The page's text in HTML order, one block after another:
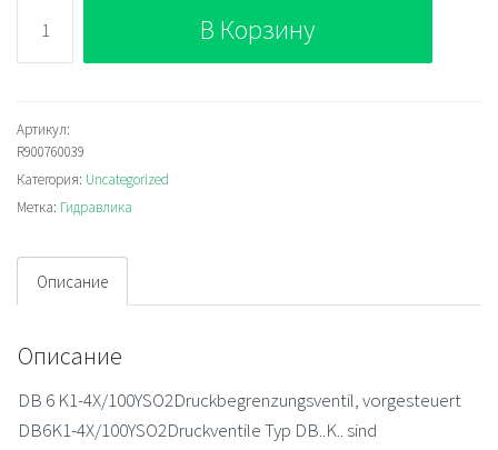
Bosch
Rexroth
DB6K1-
4X/100YSO2
Pressure
cut-
valve
В Корзину
Артикул:
R900760039
Категория: Uncategorized
Метка: Гидравлика
Описание
Описание
DB 6 K1-4X/100YSO2Druckbegrenzungsventil, vorgesteuert
DB6K1-4X/100YSO2Druckventile Typ DB..K.. sind